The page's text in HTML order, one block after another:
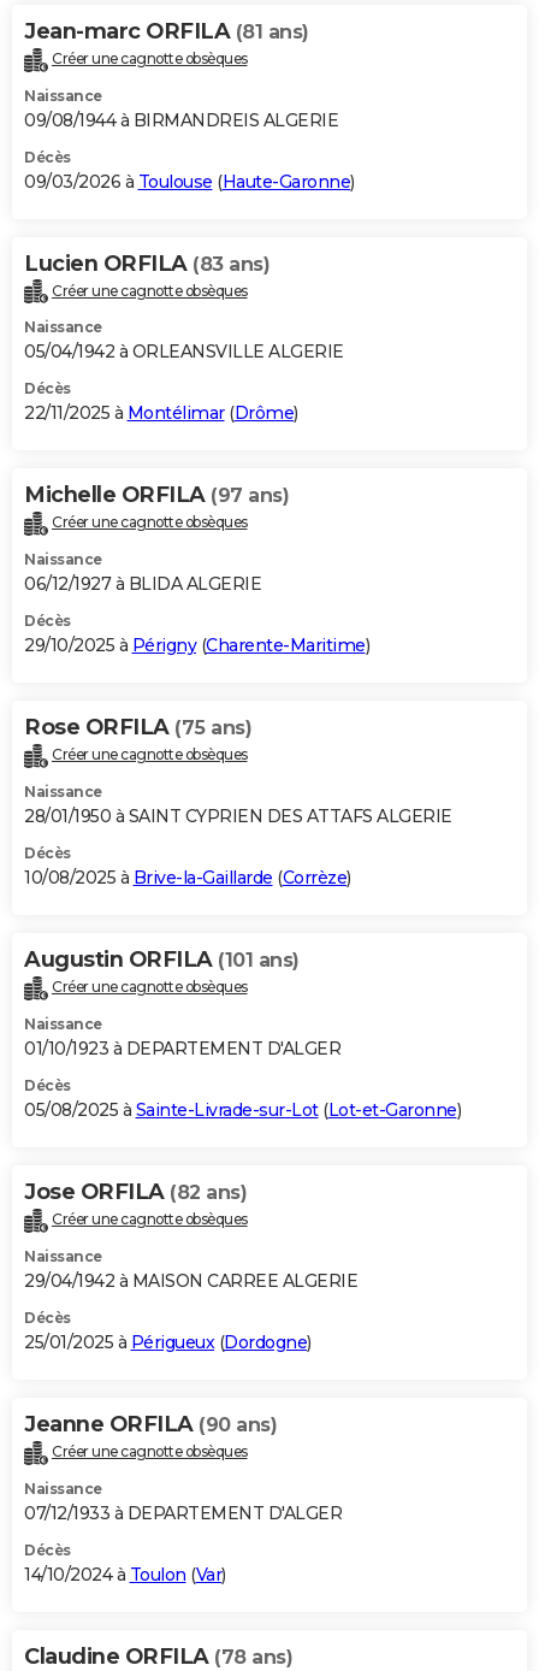
Jean-marc ORFILA (81 ans)
Créer une cagnotte obsèques
Naissance
09/08/1944 à BIRMANDREIS ALGERIE
Décès
09/03/2026 à Toulouse (Haute-Garonne)
Lucien ORFILA (83 ans)
Créer une cagnotte obsèques
Naissance
05/04/1942 à ORLEANSVILLE ALGERIE
Décès
22/11/2025 à Montélimar(Drôme)
Michelle ORFILA (97 ans)
Créer une cagnotte obsèques
Naissance
06/12/1927 à BLIDA ALGERIE
Décès
29/10/2025 à Périgny(Charente-Maritime)
Rose ORFILA (75 ans)
Créer une cagnotte obsèques
Naissance
28/01/1950 à SAINT CYPRIEN DES ATTAFS ALGERIE
Décès
10/08/2025 à Brive-la-Gaillarde (Corrèze)
Augustin ORFILA (101 ans)
Créer une cagnotte obsèques
Naissance
01/10/1923 à DEPARTEMENT D'ALGER
Décès
05/08/2025 à Sainte-Livrade-sur-Lot(Lot-et-Garonne)
Jose ORFILA (82 ans)
Créer une cagnotte obsèques
Naissance
29/04/1942 à MAISON CARREE ALGERIE
Décès
25/01/2025 à Périgueux(Dordogne)
Jeanne ORFILA (90 ans)
Créer une cagnotte obsèques
Naissance
07/12/1933 à DEPARTEMENT D'ALGER
Décès
14/10/2024 à Toulon (Var)
Claudine ORFILA (78 ans)